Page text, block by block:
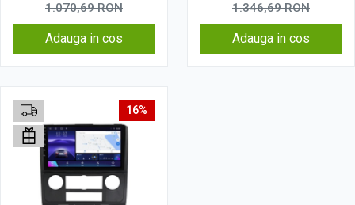
1.070,69RON
Adauga in cos
1.346,69RON
Adauga in cos
16%